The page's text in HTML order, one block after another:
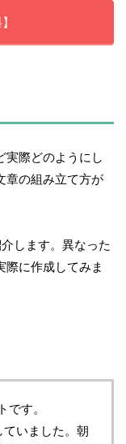
実際どのようにし
章の組み立て方が
します。異なった
際に作成してみま
す。
いました。朝